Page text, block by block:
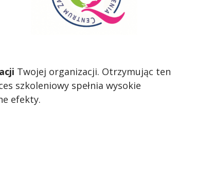
Twojej organizacji. Otrzymując ten
szkoleniowy spełnia wysokie
efekty.